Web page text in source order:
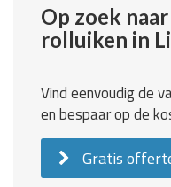
Op zoek
rolluiken in
Vind eenvoudig de
en bespaar op de
Gratis